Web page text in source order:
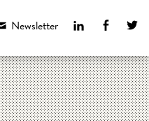
LinkedIn
Newsletter